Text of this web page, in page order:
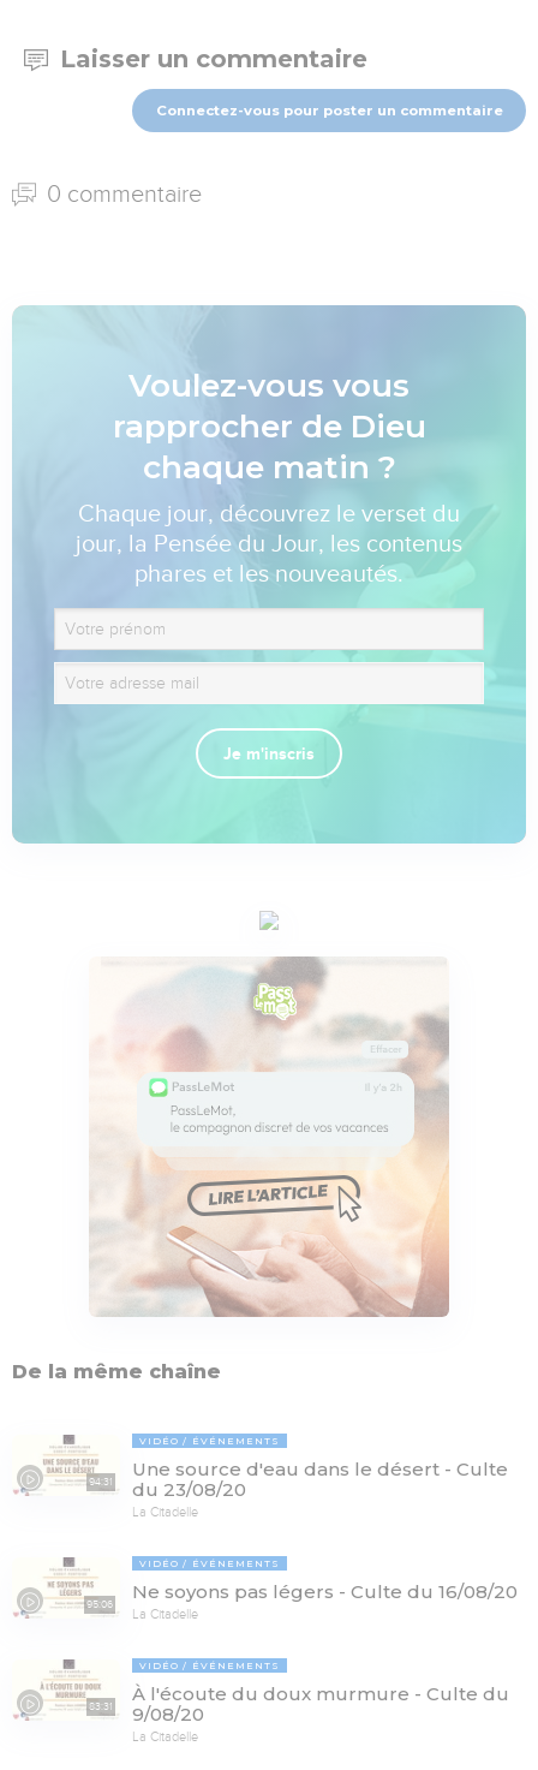
Laisser un commentaire
Connectez-vous pour poster un commentaire
0 commentaire
Voulez-vous vous
rapprocher de Dieu
chaque matin ?
Chaque jour, découvrez le verset du
jour, la Pensée du Jour, les contenus
phares et les nouveautés.
Je m'inscris
De la même chaîne
94:31
VIDÉO ÉVÉNEMENTS
Une source d'eau dans le désert - Culte
du 23/08/20
La Citadelle
95:06
VIDÉO ÉVÉNEMENTS
Ne soyons pas légers - Culte du 16/08/20
La Citadelle
83:31
VIDÉO ÉVÉNEMENTS
À l'écoute du doux murmure - Culte du
9/08/20
La Citadelle